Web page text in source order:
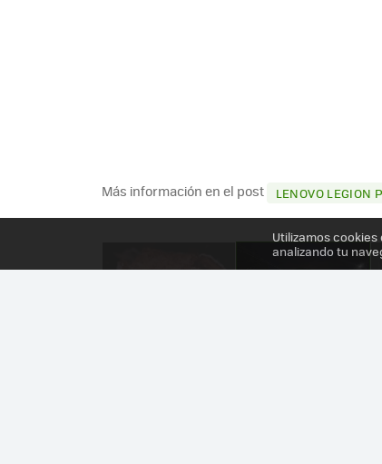
Más información en el post LENOVO LEGION
Utilizamos
analizando tu